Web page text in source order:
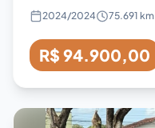
2024/2024 75.691 km
R$ 94.900,00